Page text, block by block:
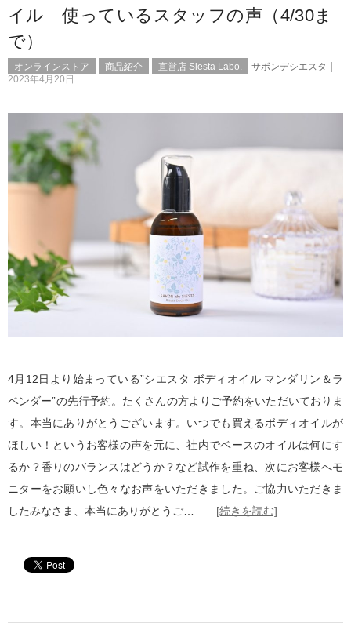
イル 使っているスタッフの声（4/30ま
で）
オンラインストア 商品紹介 直営店 Siesta Labo. サボンデシエスタ |
2023年4月20日
4月12日より始まっている”シエスタ ボディオイル マンダリン＆ラ
ベンダー”の先行予約。たくさんの方よりご予約をいただいておりま
す。本当にありがとうございます。いつでも買えるボディオイルが
ほしい！というお客様の声を元に、社内でベースのオイルは何にす
るか？香りのバランスはどうか？など試作を重ね、次にお客様へモ
ニターをお願いし色々なお声をいただきました。ご協力いただきま
したみなさま、本当にありがとうご… [続きを読む]